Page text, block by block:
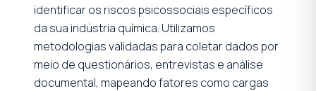
identificar os riscos psicossociais específicos
da sua indústria química. Utilizamos
metodologias validadas para coletar dados por
meio de questionários, entrevistas e análise
documental, mapeando fatores como cargas